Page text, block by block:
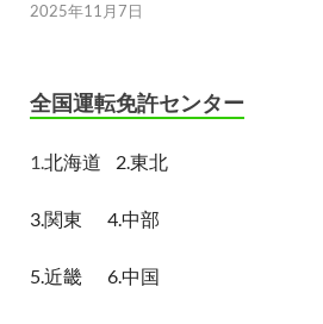
2025年11月7日
全国運転免許センター
1.北海道 2.東北
3.関東 4.中部
5.近畿 6.中国